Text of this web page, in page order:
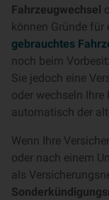
Fahrzeugwechsel
können Gründe für
gebrauchtes
noch beim
Sie jedoch eine
oder wechseln
automatisch der
Wenn Ihre
oder nach einem
als